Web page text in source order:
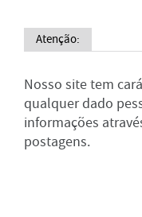
Atenção:
Nosso site tem
qualquer dado
informações
postagens.